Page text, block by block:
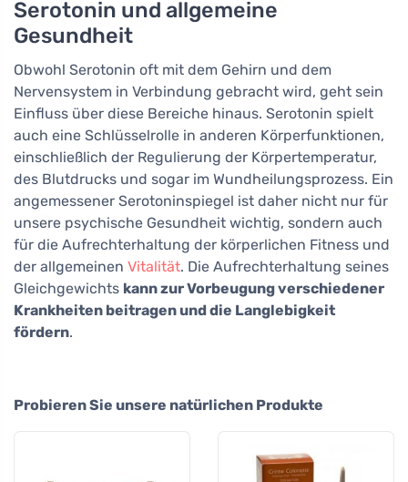
Serotonin und allgemeine
Gesundheit
Obwohl Serotonin oft mit dem Gehirn und dem
Nervensystem in Verbindung gebracht wird, geht sein
Einfluss über diese Bereiche hinaus. Serotonin spielt
auch eine Schlüsselrolle in anderen Körperfunktionen,
einschließlich der Regulierung der Körpertemperatur,
des Blutdrucks und sogar im Wundheilungsprozess. Ein
angemessener Serotoninspiegel ist daher nicht nur für
unsere psychische Gesundheit wichtig, sondern auch
für die Aufrechterhaltung der körperlichen Fitness und
der allgemeinen Vitalität. Die Aufrechterhaltung seines
Gleichgewichts kann zur Vorbeugung verschiedener
Krankheiten beitragen und die Langlebigkeit
fördern.
Probieren Sie unsere natürlichen Produkte